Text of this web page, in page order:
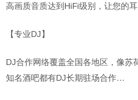
高画质音质达到HiFi级别，让您的
【专业DJ】
DJ合作网络覆盖全国各地区，像苏
知名酒吧都有DJ长期驻场合作…